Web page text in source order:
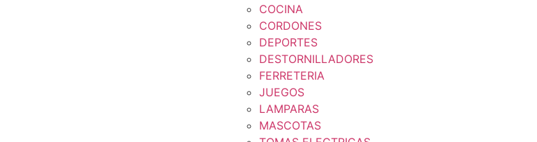
COCINA
CORDONES
DEPORTES
DESTORNILLADORES
FERRETERIA
JUEGOS
LAMPARAS
MASCOTAS